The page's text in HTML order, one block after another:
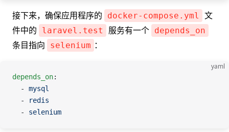
接下来，确保应用程序的 docker-compose.yml
文
件中的
laravel.test 服务有一个 depends_on
条目指向 selenium ：
yaml
depends_on:
  -
mysql
  -
redis
  -
selenium